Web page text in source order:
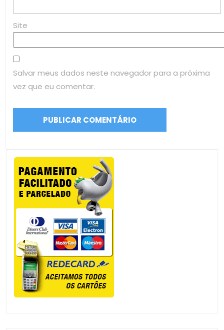
Site
Salvar meus dados neste navegador para a próxima
vez que eu comentar.